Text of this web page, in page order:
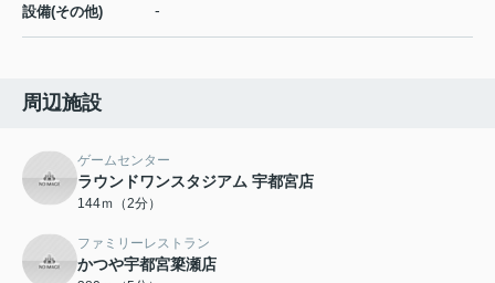
設備(その他) -
周辺施設
ゲームセンター
ラウンドワンスタジアム 宇都宮店
144ｍ（2分）
ファミリーレストラン
かつや宇都宮簗瀬店